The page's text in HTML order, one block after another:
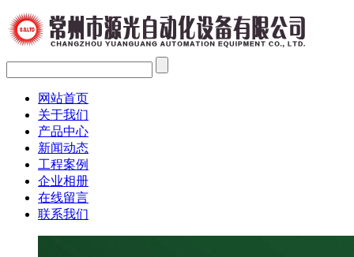
网站首页
关于我们
产品中心
新闻动态
工程案例
企业相册
在线留言
联系我们